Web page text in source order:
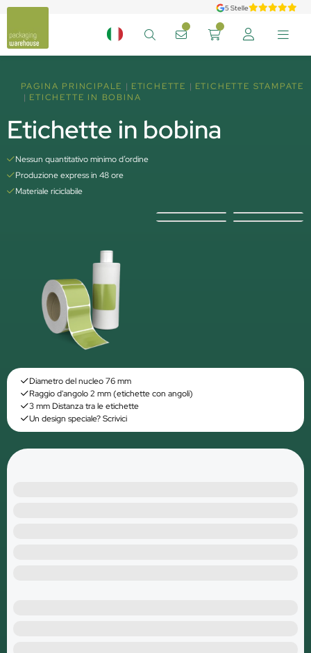
5 Stelle
PAGINA PRINCIPALE ETICHETTE
ETICHETTE STAMPATE
ETICHETTE IN BOBINA
Etichette in bobina
Nessun quantitativo minimo d’ordine
Produzione express in 48 ore
Materiale riciclabile
Diametro del nucleo 76 mm
Raggio d'angolo 2 mm (etichette con angoli)
3 mm Distanza tra le etichette
Un design speciale? Scrivici